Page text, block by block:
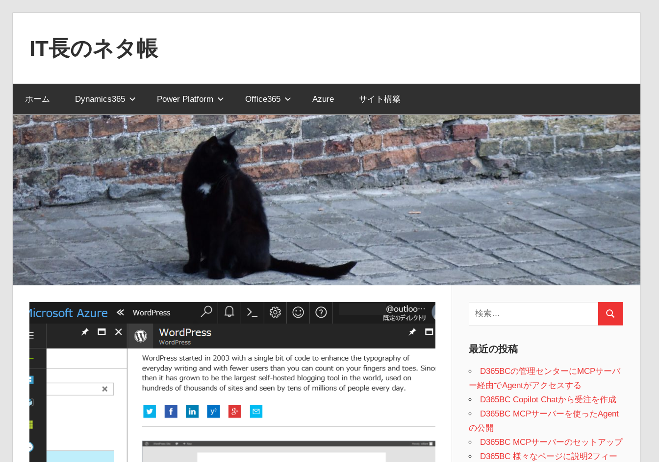
キ
ッ
プ
IT長のネタ帳
NAV
と
Dynamics365
financial
を
中
心
に
MS
製
品
の
ネ
タ
を
供
ホーム Dynamics365 Power Platform Office365 Azure サイト構築
索:
検
最近の投稿
D365BCの管理センターにMCPサーバ
ー経由でAgentがアクセスする
D365BC Copilot Chatから受注を作成
D365BC MCPサーバーを使ったAgent
の公開
D365BC MCPサーバーのセットアップ
D365BC 様々なページに説明2フィー